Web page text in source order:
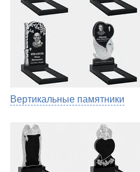
Вертикальные памятники